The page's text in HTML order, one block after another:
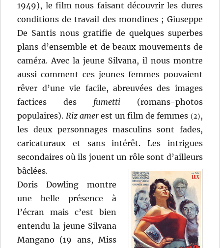
1949), le film nous faisant découvrir les dures
conditions de travail des mondines ; Giuseppe
De Santis nous gratifie de quelques superbes
plans d’ensemble et de beaux mouvements de
caméra. Avec la jeune Silvana, il nous montre
aussi comment ces jeunes femmes pouvaient
rêver d’une vie facile, abreuvées des images
factices des fumetti(romans-photos
populaires). Riz amerest un film de femmes (2),
les deux personnages masculins sont fades,
caricaturaux et sans intérêt. Les intrigues
secondaires où ils jouent un rôle sont d’ailleurs
bâclées.
Doris Dowling montre
une belle présence à
l’écran mais c’est bien
entendu la jeune Silvana
Mangano (19 ans, Miss